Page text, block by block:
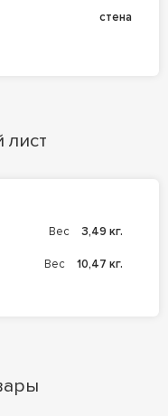
стена
Вес 3,49 кг.
Вес 10,47 кг.